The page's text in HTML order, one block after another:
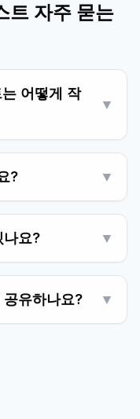
트 자주 묻는
어떻게 작
▼
? ▼
나요? ▼
유하나요? ▼